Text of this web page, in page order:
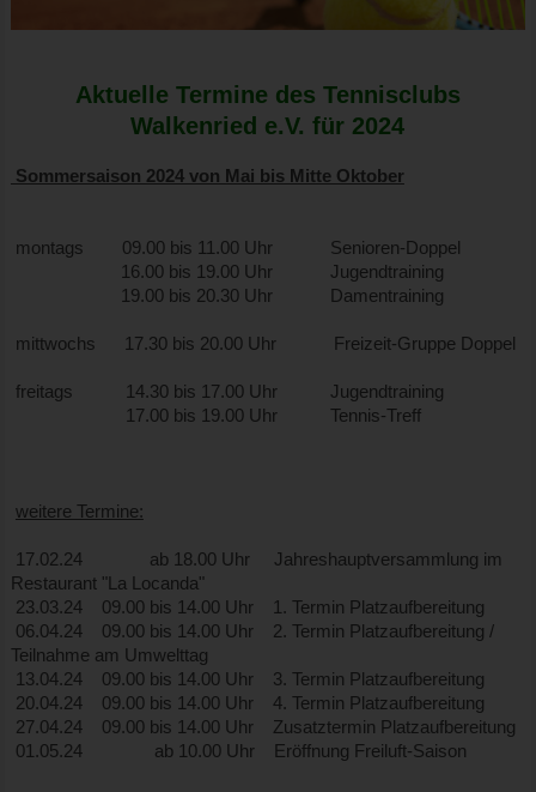
Aktuelle Termine des Tennisclubs
Walkenried e.V. für 2024
Sommersaison 2024 von Mai bis Mitte Oktober
montags 09.00 bis 11.00 Uhr Senioren-Doppel
16.00 bis 19.00 Uhr Jugendtraining
19.00 bis 20.30 Uhr Damentraining
mittwochs 17.30 bis 20.00 Uhr Freizeit-Gruppe Doppel
freitags 14.30 bis 17.00 Uhr Jugendtraining
17.00 bis 19.00 Uhr Tennis-Treff
weitere Termine:
17.02.24 ab 18.00 Uhr Jahreshauptversammlung im
Restaurant "La Locanda"
23.03.24 09.00 bis 14.00 Uhr 1. Termin Platzaufbereitung
06.04.24 09.00 bis 14.00 Uhr 2. Termin Platzaufbereitung /
Teilnahme am Umwelttag
13.04.24 09.00 bis 14.00 Uhr 3. Termin Platzaufbereitung
20.04.24 09.00 bis 14.00 Uhr 4. Termin Platzaufbereitung
27.04.24 09.00 bis 14.00 Uhr Zusatztermin Platzaufbereitung
01.05.24 ab 10.00 Uhr Eröffnung Freiluft-Saison